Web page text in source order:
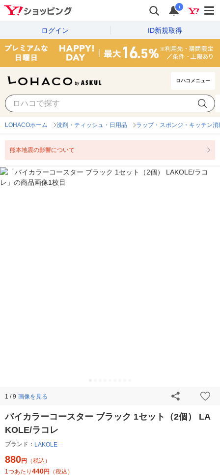
i
ログイン ID新規取得
ロハコメニュー
LOHACOホーム 洗剤・ティッシュ・日用品 ラップ・スポンジ・キッチン消
熊本地震の影響について
1 / 9 画像を見る
バイカラーコースター ブラック 1セット（2個） LA
KOLE/ラコレ
ブランド： LAKOLE
880円
（税込）
1つあたり 440円 （税込）